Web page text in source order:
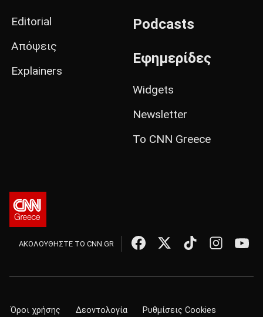
Editorial
Απόψεις
Explainers
Podcasts
Εφημερίδες
Widgets
Newsletter
Το CNN Greece
ΑΚΟΛΟΥΘΗΣΤΕ ΤΟ CNN.GR
Όροι χρήσης Δεοντολογία Ρυθμίσεις Cookies